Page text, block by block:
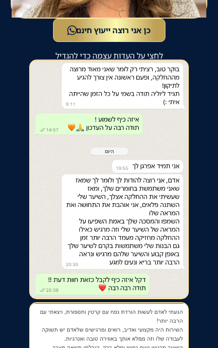
כן אני רוצה ייעוץ חינם
לחצי על העדות עצמה כדי להגדיל